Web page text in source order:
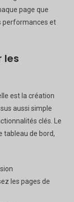
page que
performances et
les
est la création
aussi simple
clés. Le
tableau de bord,
les pages de